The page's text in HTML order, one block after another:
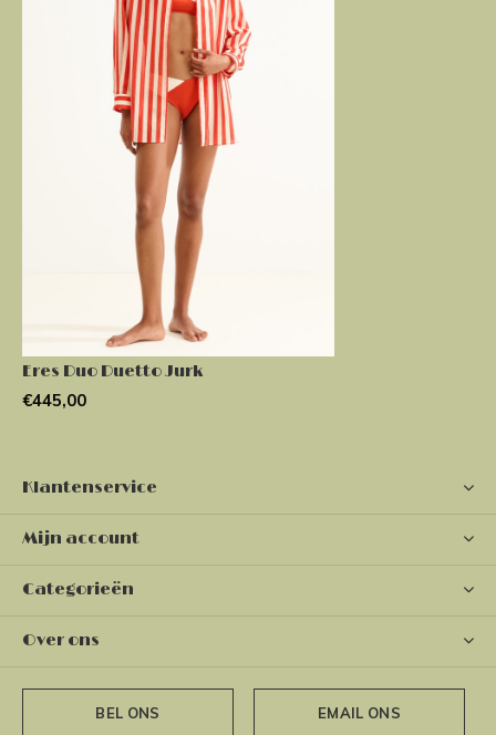
Eres Duo Duetto Jurk
€445,00
Klantenservice
Mijn account
Categorieën
Over ons
BEL ONS EMAIL ONS